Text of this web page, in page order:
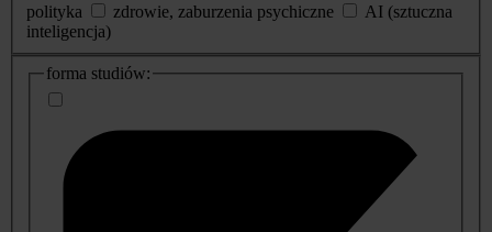
polityka
zdrowie, zaburzenia psychiczne
AI (sztuczna
inteligencja)
dodatkowe
informacje
forma studiów: